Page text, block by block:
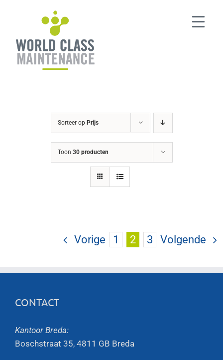
Sorteer op Prijs
Toon 30 producten
Vorige 1 2 3 Volgende
CONTACT
Kantoor Breda:
Boschstraat 35, 4811 GB Breda